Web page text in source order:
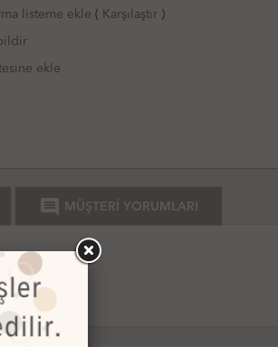
listeme ekle ( Karşılaştır)
ekle
comment MÜŞTERİ YORUMLARI